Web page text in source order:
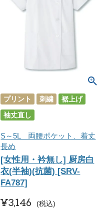
プリント 刺繍
裾上げ
袖丈直し
S～5L 両腰ポケット、着丈
長め
[女性用・衿無し] 厨房白
衣(半袖)(抗菌) [SRV-
FA787]
¥3,146 税込